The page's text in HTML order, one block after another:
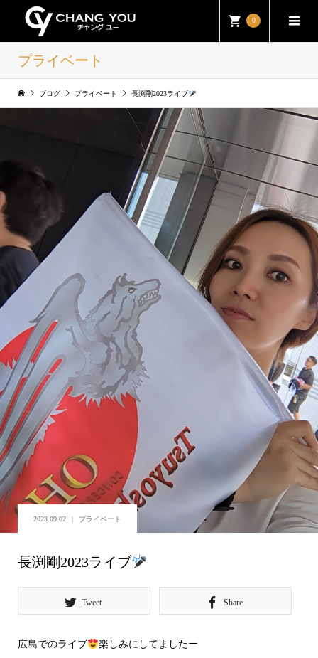
0
プライベート
ブログ プライベート 長渕剛2023ライブ
2023.09.02 プライベート
長渕剛2023ライブ
Tweet Share
広島でのライブ 楽しみにしてましたー